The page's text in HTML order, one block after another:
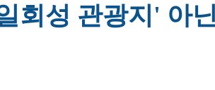
회성 관광지' 아